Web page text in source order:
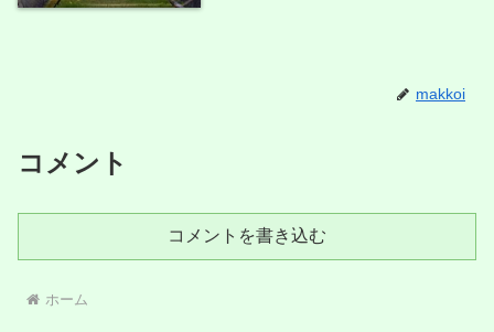
makkoi
コメント
コメントを書き込む
ホーム